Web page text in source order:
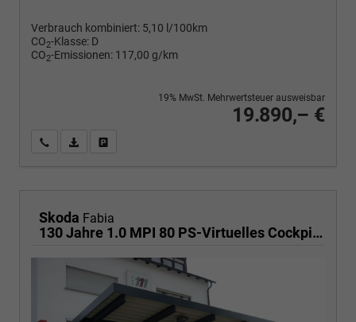
Verbrauch kombiniert: 5,10 l/100km
CO2-Klasse: D
CO2-Emissionen: 117,00 g/km
19.890,– €
19% MwSt. Mehrwertsteuer ausweisbar
Wir rufen Sie anPDF-Fahrzeugexposé drucken
Skoda Fabia
130 Jahre 1.0 MPI 80 PS-Virtuelles Cockpit-AppleCarplay-Android-Auto-LED-Klima-Tempomat-Rückfahrkamera-DAB-SHZ-15" Alu-sofort